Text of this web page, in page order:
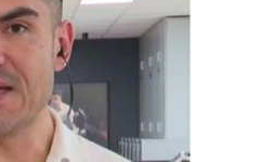
jurídicos del caso
Alfredo Arrién,
su primera
presunta agresión